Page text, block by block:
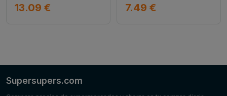
13.09 € 7.49 €
Supersupers.com